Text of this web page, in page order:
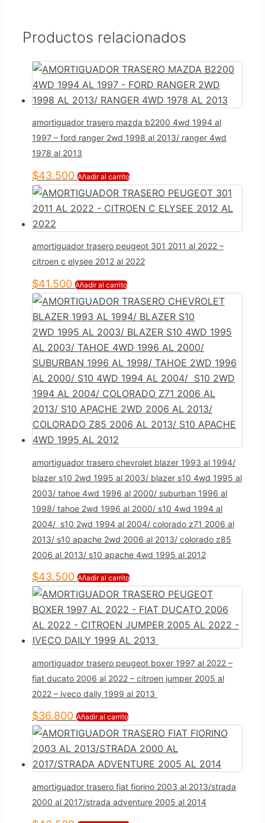
Productos relacionados
amortiguador trasero mazda b2200 4wd 1994 al
1997 – ford ranger 2wd 1998 al 2013/ ranger 4wd
1978 al 2013
$43.500 Añadir al carrito
amortiguador trasero peugeot 301 2011 al 2022 –
citroen c elysee 2012 al 2022
$41.500 Añadir al carrito
amortiguador trasero chevrolet blazer 1993 al 1994/
blazer s10 2wd 1995 al 2003/ blazer s10 4wd 1995 al
2003/ tahoe 4wd 1996 al 2000/ suburban 1996 al
1998/ tahoe 2wd 1996 al 2000/ s10 4wd 1994 al
2004/ s10 2wd 1994 al 2004/ colorado z71 2006 al
2013/ s10 apache 2wd 2006 al 2013/ colorado z85
2006 al 2013/ s10 apache 4wd 1995 al 2012
$43.500 Añadir al carrito
amortiguador trasero peugeot boxer 1997 al 2022 –
fiat ducato 2006 al 2022 – citroen jumper 2005 al
2022 – iveco daily 1999 al 2013
$36.800 Añadir al carrito
amortiguador trasero fiat fiorino 2003 al 2013/strada
2000 al 2017/strada adventure 2005 al 2014